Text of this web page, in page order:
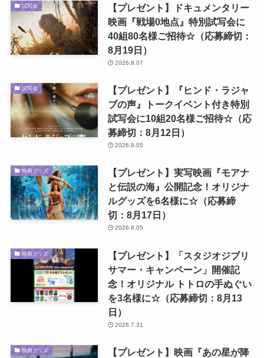
試写会
【プレゼント】ドキュメンタリー
映画『戦場0地点』特別試写会に
40組80名様ご招待☆（応募締切：
8月19日）
2026.8.07
試写会
【プレゼント】『ヒンド・ラジャ
ブの声』トークイベント付き特別
試写会に10組20名様ご招待☆（応
募締切：8月12日）
2026.8.05
映画グッズ
【プレゼント】実写映画『モアナ
と伝説の海』公開記念！オリジナ
ルグッズを6名様に☆（応募締
切：8月17日）
2026.8.05
映画グッズ
【プレゼント】「スタジオジブリ
サマー・キャンペーン」開催記
念！オリジナル トトロの手ぬぐい
を3名様に☆（応募締切：8月13
日）
2026.7.31
映画グッズ
【プレゼント】映画『あの星が降